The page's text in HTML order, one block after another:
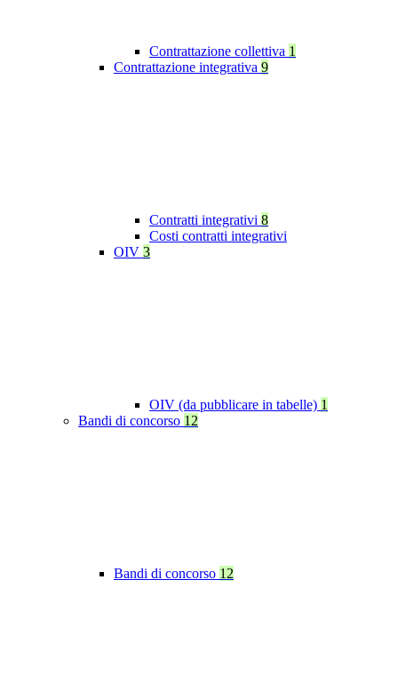
Contrattazione collettiva 1
Contrattazione integrativa 9
Contratti integrativi 8
Costi contratti integrativi
OIV 3
OIV (da pubblicare in tabelle) 1
Bandi di concorso 12
Bandi di concorso 12